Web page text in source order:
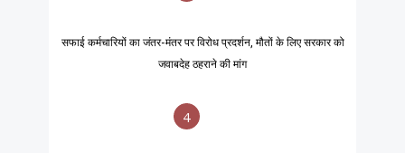
सफाई कर्मचारियों का जंतर-मंतर पर विरोध प्रदर्शन, मौतों के लिए सरकार को
जवाबदेह ठहराने की मांग
4